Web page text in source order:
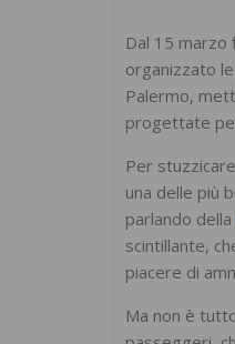
Dal 15
organizzato
Palermo,
progettate
Per
una delle più
parlando della
scintillante,
piacere di
Ma non è